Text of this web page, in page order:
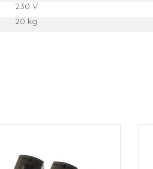
230 V
20 kg